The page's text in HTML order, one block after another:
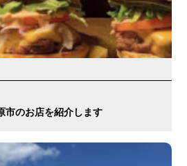
市のお店を紹介します